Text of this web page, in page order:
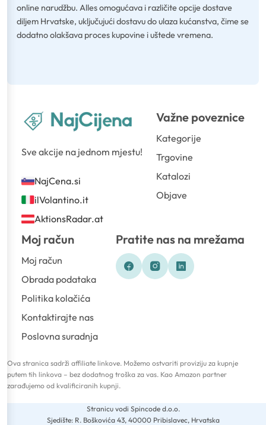
online narudžbu. Alles omogućava i različite opcije dostave
diljem Hrvatske, uključujući dostavu do ulaza kućanstva, čime se
dodatno olakšava proces kupovine i uštede vremena.
Sve akcije na jednom mjestu!
NajCena.si
ilVolantino.it
AktionsRadar.at
Važne poveznice
Kategorije
Trgovine
Katalozi
Objave
Moj račun
Moj račun
Obrada podataka
Politika kolačića
Kontaktirajte nas
Poslovna suradnja
Pratite nas na mrežama
Ova stranica sadrži affiliate linkove. Možemo ostvariti proviziju za kupnje
putem tih linkova – bez dodatnog troška za vas. Kao Amazon partner
zarađujemo od kvalificiranih kupnji.
Stranicu vodi Spincode d.o.o.
Sjedište: R. Boškovića 43, 40000 Pribislavec, Hrvatska